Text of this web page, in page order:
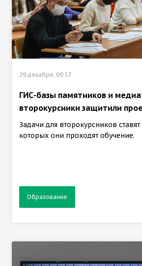
29 декабря, 09:57
ГИС-базы памятников и
второкурсники защитили
Задачи для второкурсников
которых они проходят обучение.
Образование